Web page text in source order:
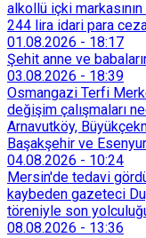
alkollü içki
244 lira idari para
taşımadığını savunan
başvurdu.
01.08.2026 - 18:17
Şehit anne ve
03.08.2026 - 18:39
Osmangazi Terfi
değişim çalışmaları
Arnavutköy,
Başakşehir ve
süreyle su
04.08.2026 - 10:24
Mersin'de tedavi
kaybeden gazeteci
töreniyle son
08.08.2026 - 13:36